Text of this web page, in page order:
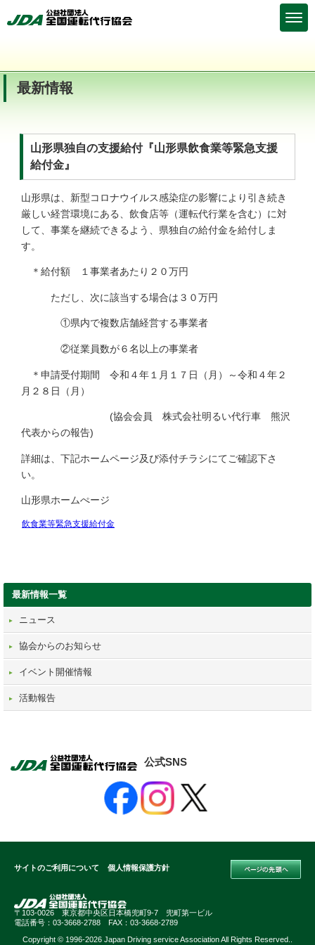
最新情報
山形県独自の支援給付『山形県飲食業等緊急支援
給付金』
山形県は、新型コロナウイルス感染症の影響により引き続き
厳しい経営環境にある、飲食店等（運転代行業を含む）に対
して、事業を継続できるよう、県独自の給付金を給付しま
す。
＊給付額 １事業者あたり２０万円
ただし、次に該当する場合は３０万円
①県内で複数店舗経営する事業者
②従業員数が６名以上の事業者
＊申請受付期間 令和４年１月１７日（月）～令和４年２
月２８日（月）
(協会会員 株式会社明るい代行車 熊沢
代表からの報告)
詳細は、下記ホームページ及び添付チラシにてご確認下さ
い。
山形県ホームぺージ
飲食業等緊急支援給付金
最新情報一覧
ニュース
協会からのお知らせ
イベント開催情報
活動報告
公式SNS
サイトのご利用について 個人情報保護方針
〒103-0026 東京都中央区日本橋兜町9-7 兜町第一ビル
電話番号：03-3668-2788 FAX：03-3668-2789
Copyright © 1996-2026 Japan Driving service Association All Rights Reserved..